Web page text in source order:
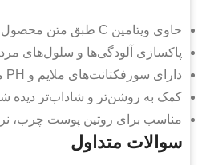
حاوی ویتامین C طبق متن محصول
پاکسازی آلودگی‌ها و سلول‌های
دارای سورفکتانت‌های ملایم و PH متناسب با پوست
کمک به روشن‌تر و شاداب‌تر دیده
مناسب برای روتین پوست چرب،
سوالات متداول